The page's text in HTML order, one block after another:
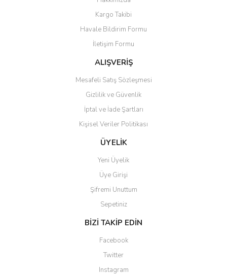
Kargo Takibi
Havale Bildirim Formu
İletişim Formu
ALIŞVERİŞ
Mesafeli Satış Sözleşmesi
Gizlilik ve Güvenlik
İptal ve İade Şartları
Kişisel Veriler Politikası
ÜYELİK
Yeni Üyelik
Üye Girişi
Şifremi Unuttum
Sepetiniz
BİZİ TAKİP EDİN
Facebook
Twitter
Instagram